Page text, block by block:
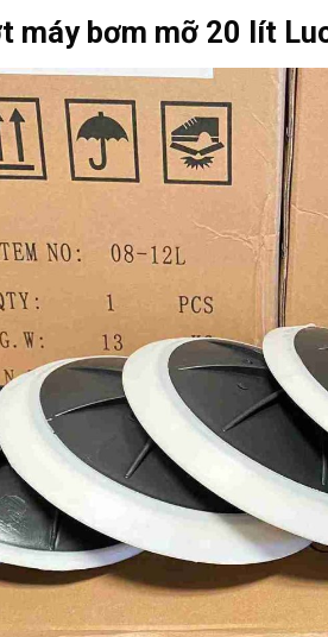
máy bơm mỡ 20 lít